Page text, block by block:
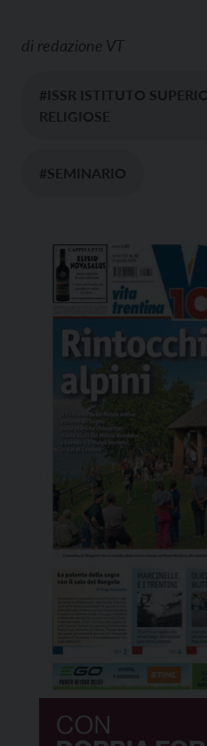
di redazione VT
#ISSR ISTITUTO
RELIGIOSE
#SEMINARIO